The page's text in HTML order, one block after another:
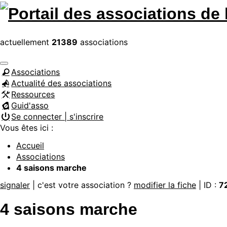
actuellement 21389 associations
Associations
Actualité des associations
Ressources
Guid'asso
Se connecter | s'inscrire
Vous êtes ici :
Accueil
Associations
4 saisons marche
signaler | c'est votre association ? modifier la fiche | ID :
4 saisons marche